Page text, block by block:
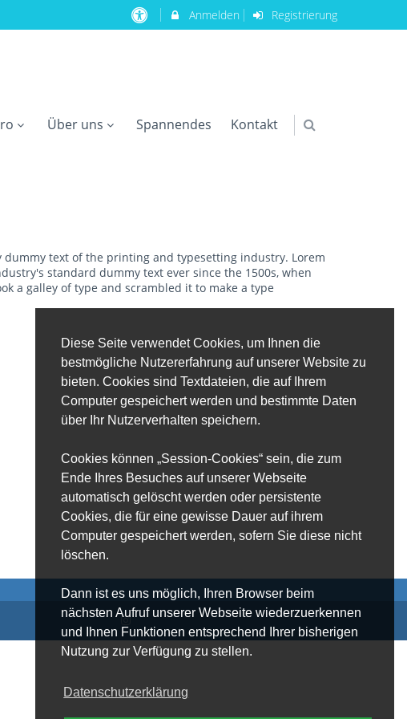
Diese Seite verwendet Cookies, um Ihnen die
bestmögliche Nutzererfahrung auf unserer Website zu
bieten. Cookies sind Textdateien, die auf Ihrem
Computer gespeichert werden und bestimmte Daten
über Ihr Nutzerverhalten speichern.
Cookies können „Session-Cookies“ sein, die zum
Ende Ihres Besuches auf unserer Webseite
automatisch gelöscht werden oder persistente
Cookies, die für eine gewisse Dauer auf ihrem
Computer gespeichert werden, sofern Sie diese nicht
löschen.
Dann ist es uns möglich, Ihren Browser beim
nächsten Aufruf unserer Webseite wiederzuerkennen
und Ihnen Funktionen entsprechend Ihrer bisherigen
Nutzung zur Verfügung zu stellen.
Datenschutzerklärung
Anmelden Registrierung
Über uns Spannendes Kontakt
dummy text of the printing and typesetting industry. Lorem
standard dummy text ever since the 1500s, when
a galley of type and scrambled it to make a type